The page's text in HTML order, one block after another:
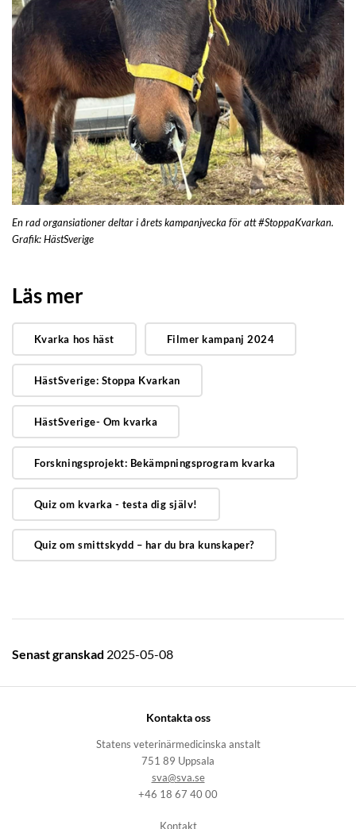
En rad organsiationer deltar i årets kampanjvecka för att #StoppaKvarkan.
Grafik: HästSverige
Läs mer
Kvarka hos häst Filmer kampanj 2024
HästSverige: Stoppa Kvarkan
HästSverige- Om kvarka
Forskningsprojekt: Bekämpningsprogram kvarka
Quiz om kvarka - testa dig själv!
Quiz om smittskydd – har du bra kunskaper?
Senast granskad 2025-05-08
Kontakta oss
Statens veterinärmedicinska anstalt
751 89 Uppsala
sva@sva.se
+46 18 67 40 00
Kontakt